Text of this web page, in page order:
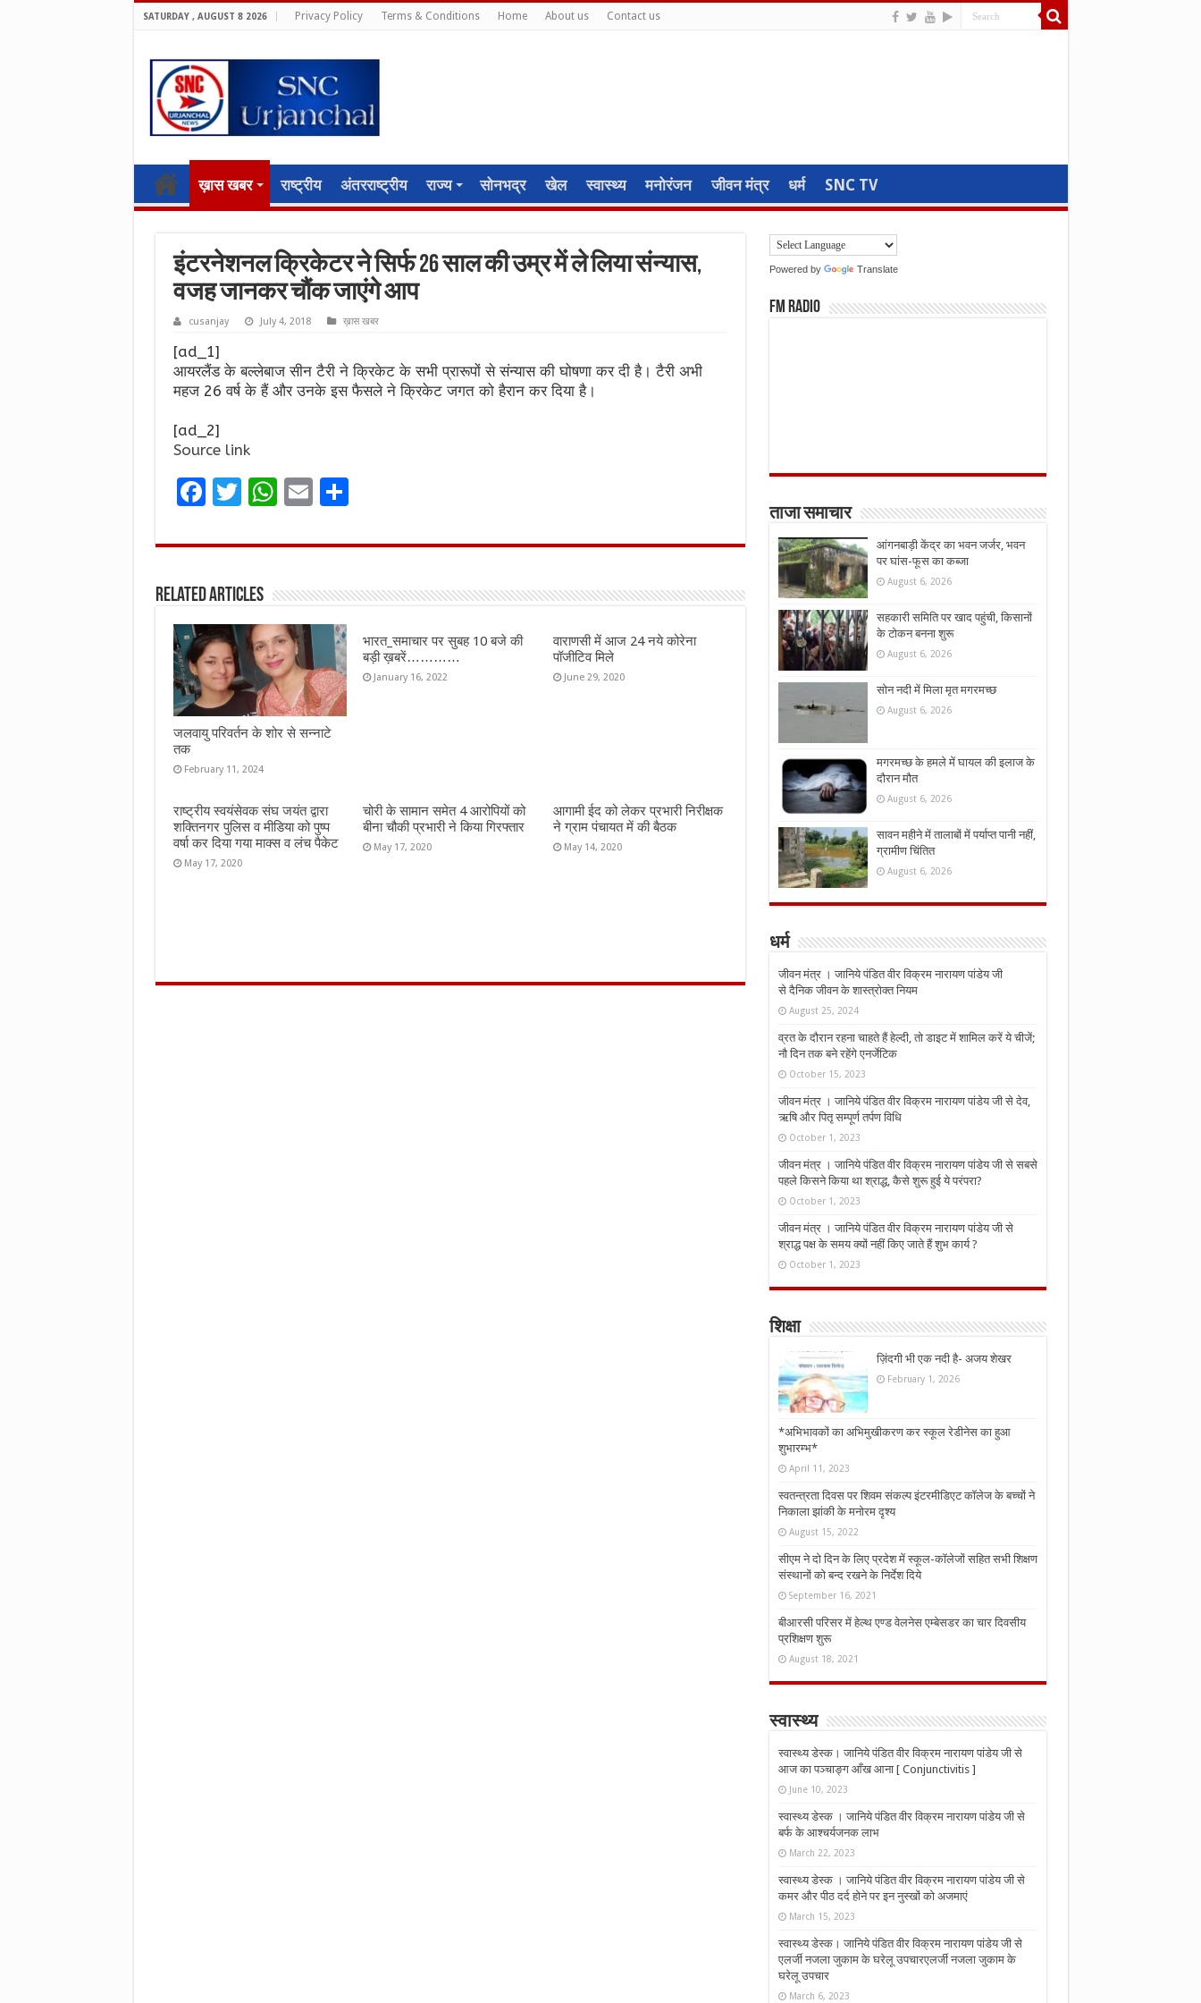
SATURDAY , AUGUST 8 2026 Privacy Policy Terms & Conditions Home About us Contact us
ख़ास खबर राष्ट्रीय अंतरराष्ट्रीय राज्य सोनभद्र खेल स्वास्थ्य मनोरंजन जीवन मंत्र धर्म SNC TV
इंटरनेशनल क्रिकेटर ने सिर्फ 26 साल की उम्र में ले लिया संन्यास,
वजह जानकर चौंक जाएंगे आप
cusanjay July 4, 2018 ख़ास खबर
[ad_1]
आयरलैंड के बल्लेबाज सीन टैरी ने क्रिकेट के सभी प्रारूपों से संन्यास की घोषणा कर दी है। टैरी अभी
महज 26 वर्ष के हैं और उनके इस फैसले ने क्रिकेट जगत को हैरान कर दिया है।
[ad_2]
Source link
F
ce
o
o
k
T
it
r
W
at
A
p
p
E
ai
S
ar
Related Articles
जलवायु परिवर्तन के शोर से सन्नाटे
तक
February 11, 2024
भारत_समाचार पर सुबह 10 बजे की
बड़ी ख़बरें…………
January 16, 2022
वाराणसी में आज 24 नये कोरेना
पॉजीटिव मिले
June 29, 2020
राष्ट्रीय स्वयंसेवक संघ जयंत द्वारा
शक्तिनगर पुलिस व मीडिया को पुष्प
वर्षा कर दिया गया माक्स व लंच पैकेट
May 17, 2020
चोरी के सामान समेत 4 आरोपियों को
बीना चौकी प्रभारी ने किया गिरफ्तार
May 17, 2020
आगामी ईद को लेकर प्रभारी निरीक्षक
ने ग्राम पंचायत में की बैठक
May 14, 2020
Powered by Translate
FM Radio
ताजा समाचार
आंगनबाड़ी केंद्र का भवन जर्जर, भवन
पर घांस-फूस का कब्जा
August 6, 2026
सहकारी समिति पर खाद पहुंची, किसानों
के टोकन बनना शुरू
August 6, 2026
सोन नदी में मिला मृत मगरमच्छ
August 6, 2026
मगरमच्छ के हमले में घायल की इलाज के
दौरान मौत
August 6, 2026
सावन महीने में तालाबों में पर्याप्त पानी नहीं,
ग्रामीण चिंतित
August 6, 2026
धर्म
जीवन मंत्र । जानिये पंडित वीर विक्रम नारायण पांडेय जी
से दैनिक जीवन के शास्त्रोक्त नियम
August 25, 2024
व्रत के दौरान रहना चाहते हैं हेल्दी, तो डाइट में शामिल करें ये चीजें;
नौ दिन तक बने रहेंगे एनर्जेटिक
October 15, 2023
जीवन मंत्र । जानिये पंडित वीर विक्रम नारायण पांडेय जी से देव,
ऋषि और पितृ सम्पूर्ण तर्पण विधि
October 1, 2023
जीवन मंत्र । जानिये पंडित वीर विक्रम नारायण पांडेय जी से सबसे
पहले किसने किया था श्राद्ध, कैसे शुरू हुई ये परंपरा?
October 1, 2023
जीवन मंत्र । जानिये पंडित वीर विक्रम नारायण पांडेय जी से
श्राद्ध पक्ष के समय क्यों नहीं किए जाते हैं शुभ कार्य ?
October 1, 2023
शिक्षा
ज़िंदगी भी एक नदी है- अजय शेखर
February 1, 2026
*अभिभावकों का अभिमुखीकरण कर स्कूल रेडीनेस का हुआ
शुभारम्भ*
April 11, 2023
स्वतन्त्रता दिवस पर शिवम संकल्प इंटरमीडिएट कॉलेज के बच्चों ने
निकाला झांकी के मनोरम दृश्य
August 15, 2022
सीएम ने दो दिन के लिए प्रदेश में स्कूल-कॉलेजों सहित सभी शिक्षण
संस्थानों को बन्द रखने के निर्देश दिये
September 16, 2021
बीआरसी परिसर में हेल्थ एण्ड वेलनेस एम्बेसडर का चार दिवसीय
प्रशिक्षण शुरू
August 18, 2021
स्वास्थ्य
स्वास्थ्य डेस्क। जानिये पंडित वीर विक्रम नारायण पांडेय जी से
आज का पञ्चाङ्ग आँख आना [ Conjunctivitis ]
June 10, 2023
स्वास्थ्य डेस्क । जानिये पंडित वीर विक्रम नारायण पांडेय जी से
बर्फ के आश्चर्यजनक लाभ
March 22, 2023
स्वास्थ्य डेस्क । जानिये पंडित वीर विक्रम नारायण पांडेय जी से
कमर और पीठ दर्द होने पर इन नुस्‍खों को अजमाएं
March 15, 2023
स्वास्थ्य डेस्क। जानिये पंडित वीर विक्रम नारायण पांडेय जी से
एलर्जी नजला जुकाम के घरेलू उपचारएलर्जी नजला जुकाम के
घरेलू उपचार
March 6, 2023